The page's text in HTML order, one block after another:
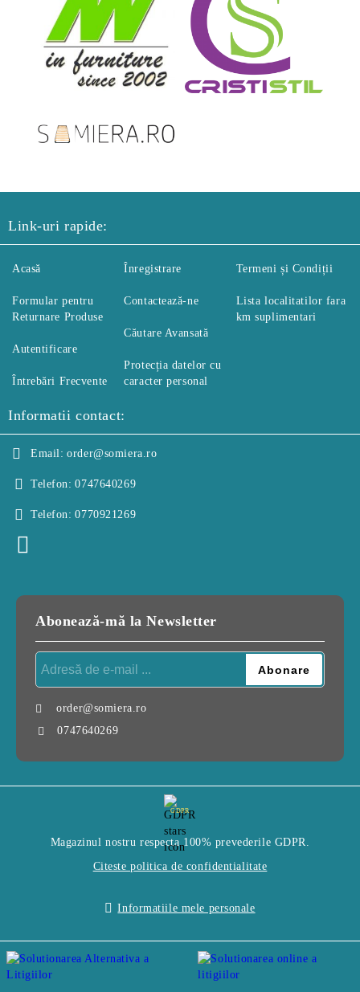
Link-uri rapide:
Acasă
Formular pentru
Returnare Produse
Autentificare
Întrebări Frecvente
Înregistrare
Contactează-ne
Căutare Avansată
Protecția datelor cu
caracter personal
Termeni și Condiții
Lista localitatilor fara
km suplimentari
Informatii contact:
Email: order@somiera.ro
Telefon: 0747640269
Telefon: 0770921269
Abonează-mă la Newsletter
order@somiera.ro
0747640269
GDPR
Magazinul nostru respecta 100% prevederile GDPR.
Citeste politica de confidentialitate
Informatiile mele personale